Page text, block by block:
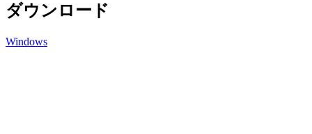
ダウンロード
Windows